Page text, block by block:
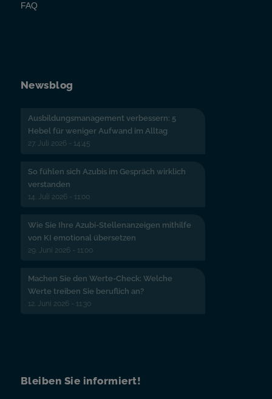
FAQ
Newsblog
Ausbildungsmanagement verbessern: 5
Hebel für weniger Aufwand im Alltag
27. Juli 2026 - 14:45
So fühlen sich Azubis im Gespräch wirklich
verstanden
14. Juli 2026 - 11:00
Wie Sie Ihre Azubi-Stellenanzeigen mithilfe
von KI emotional übersetzen
29. Juni 2026 - 11:00
Machen Sie den Werte-Check: Welche
Werte treiben Sie beruflich an?
12. Juni 2026 - 11:30
Bleiben Sie informiert!